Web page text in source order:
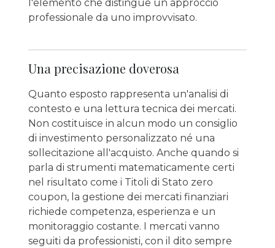
l'elemento che distingue un approccio
professionale da uno improvvisato.
Una precisazione doverosa
Quanto esposto rappresenta un'analisi di
contesto e una lettura tecnica dei mercati.
Non costituisce in alcun modo un consiglio
di investimento personalizzato né una
sollecitazione all'acquisto. Anche quando si
parla di strumenti matematicamente certi
nel risultato come i Titoli di Stato zero
coupon, la gestione dei mercati finanziari
richiede competenza, esperienza e un
monitoraggio costante. I mercati vanno
seguiti da professionisti, con il dito sempre